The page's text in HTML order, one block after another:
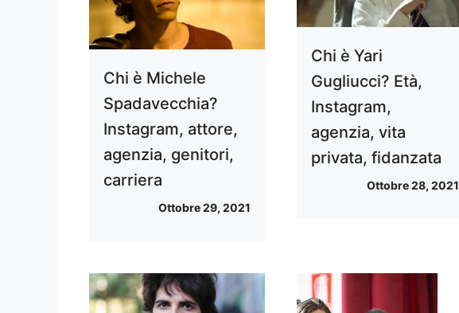
Chi è Michele
Spadavecchia?
Instagram, attore,
agenzia, genitori,
carriera
Ottobre 29, 2021
Chi è Yari
Gugliucci? Età,
Instagram,
agenzia, vita
privata, fidanzata
Ottobre 28, 2021